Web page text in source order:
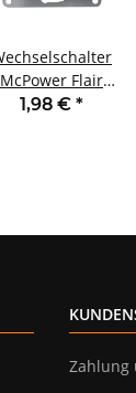
McPower Flair
10A UP matt
1,98 € *
Zahlung